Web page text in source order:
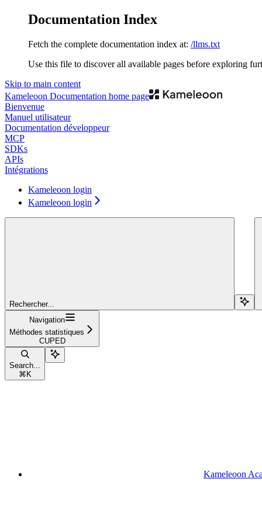
Documentation Index
Fetch the complete documentation index at: /llms.txt
Use this file to discover all available pages before exploring
Skip to main content
Kameleoon Documentation home page
Bienvenue
Manuel utilisateur
Documentation développeur
MCP
SDKs
APIs
Intégrations
Kameleoon login
Kameleoon login
Rechercher...
Navigation
Méthodes statistiques
CUPED
Search...
⌘ K
Kameleoon